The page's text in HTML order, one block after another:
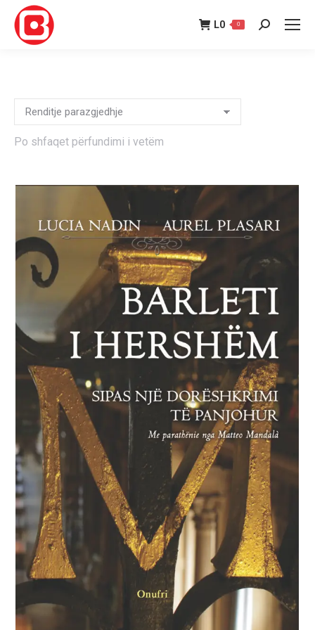
L0 0 Search:
Po shfaqet përfundimi i vetëm